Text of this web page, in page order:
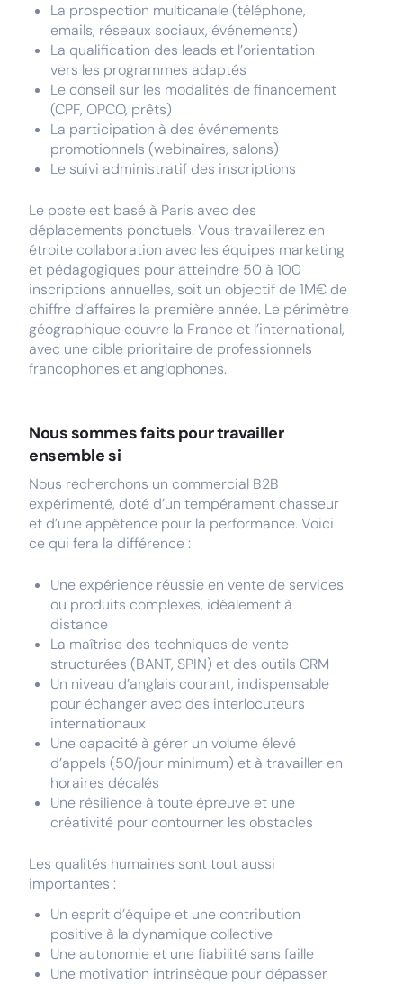
La prospection multicanale (téléphone,
emails, réseaux sociaux, événements)
La qualification des leads et l’orientation
vers les programmes adaptés
Le conseil sur les modalités de financement
(CPF, OPCO, prêts)
La participation à des événements
promotionnels (webinaires, salons)
Le suivi administratif des inscriptions
Le poste est basé à Paris avec des
déplacements ponctuels. Vous travaillerez en
étroite collaboration avec les équipes marketing
et pédagogiques pour atteindre 50 à 100
inscriptions annuelles, soit un objectif de 1M€ de
chiffre d’affaires la première année. Le périmètre
géographique couvre la France et l’international,
avec une cible prioritaire de professionnels
francophones et anglophones.
Nous sommes faits pour travailler
ensemble si
Nous recherchons un commercial B2B
expérimenté, doté d’un tempérament chasseur
et d’une appétence pour la performance. Voici
ce qui fera la différence :
Une expérience réussie en vente de services
ou produits complexes, idéalement à
distance
La maîtrise des techniques de vente
structurées (BANT, SPIN) et des outils CRM
Un niveau d’anglais courant, indispensable
pour échanger avec des interlocuteurs
internationaux
Une capacité à gérer un volume élevé
d’appels (50/jour minimum) et à travailler en
horaires décalés
Une résilience à toute épreuve et une
créativité pour contourner les obstacles
Les qualités humaines sont tout aussi
importantes :
Un esprit d’équipe et une contribution
positive à la dynamique collective
Une autonomie et une fiabilité sans faille
Une motivation intrinsèque pour dépasser